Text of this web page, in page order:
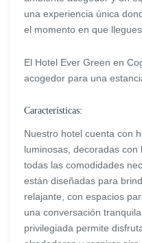
una experiencia única
el momento en que llegues.
El Hotel Ever Green en
acogedor para una
Características:
Nuestro hotel cuenta con
luminosas, decoradas
todas las comodidades
están diseñadas para
relajante, con espacios
una conversación
privilegiada permite